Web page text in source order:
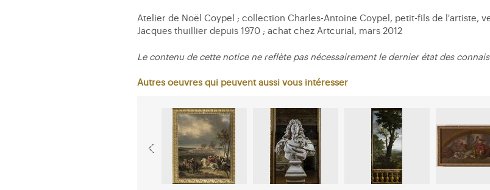
Atelier de Noël Coypel ; collection Charles-Antoine Coypel, petit-fils de l'artiste,
Jacques thuillier depuis 1970 ; achat chez Artcurial, mars 2012
Le contenu de cette notice ne reflète pas nécessairement le dernier état des
Autres oeuvres qui peuvent aussi vous intéresser